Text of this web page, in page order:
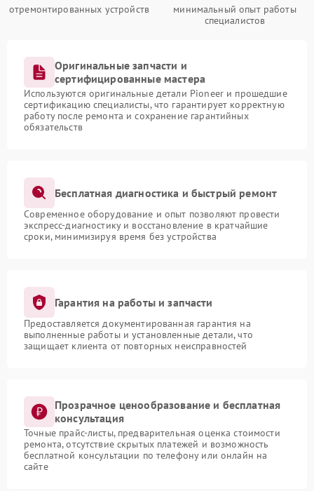
отремонтированных устройств
минимальный опыт работы
специалистов
Оригинальные запчасти и
сертифицированные мастера
Используются оригинальные детали Pioneer и прошедшие
сертификацию специалисты, что гарантирует корректную
работу после ремонта и сохранение гарантийных
обязательств
Бесплатная диагностика и быстрый ремонт
Современное оборудование и опыт позволяют провести
экспресс-диагностику и восстановление в кратчайшие
сроки, минимизируя время без устройства
Гарантия на работы и запчасти
Предоставляется документированная гарантия на
выполненные работы и установленные детали, что
защищает клиента от повторных неисправностей
Прозрачное ценообразование и бесплатная
консультация
Точные прайс-листы, предварительная оценка стоимости
ремонта, отсутствие скрытых платежей и возможность
бесплатной консультации по телефону или онлайн на
сайте